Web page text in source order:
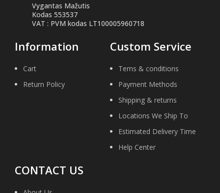
Vygantas Mažutis
Kodas 553537
VAT : PVM kodas LT100005960718
Information
Cart
Return Policy
Custom Service
Tems & conditions
Payment Methods
Shipping & returns
Locations We Ship To
Estimated Delivery Time
Help Center
CONTACT US